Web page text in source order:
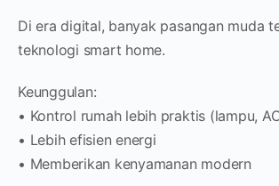
Di era digital, banyak pasangan muda
teknologi smart home.
Keunggulan:
• Kontrol rumah lebih praktis (lampu,
• Lebih efisien energi
• Memberikan kenyamanan modern